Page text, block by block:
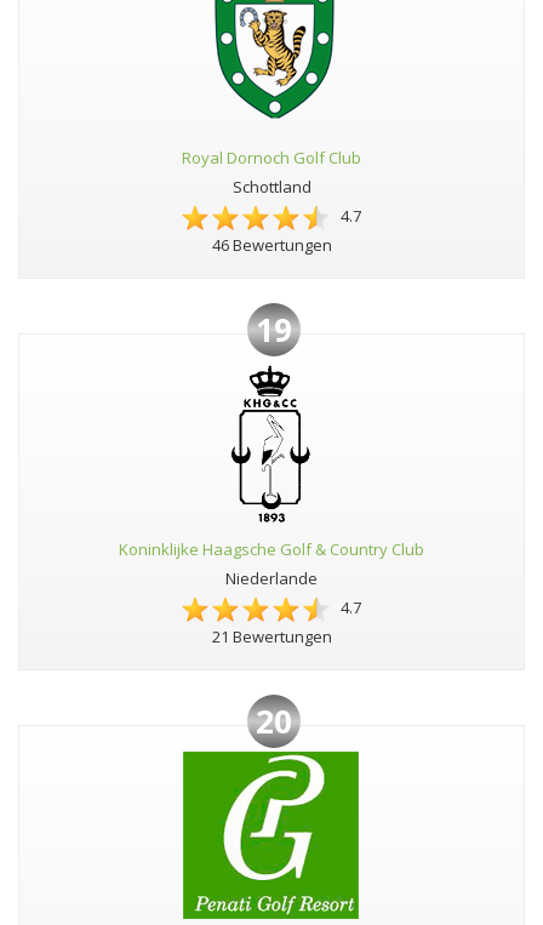
Royal Dornoch Golf Club
Schottland
4.7
46 Bewertungen
19
Koninklijke Haagsche Golf & Country Club
Niederlande
4.7
21 Bewertungen
20